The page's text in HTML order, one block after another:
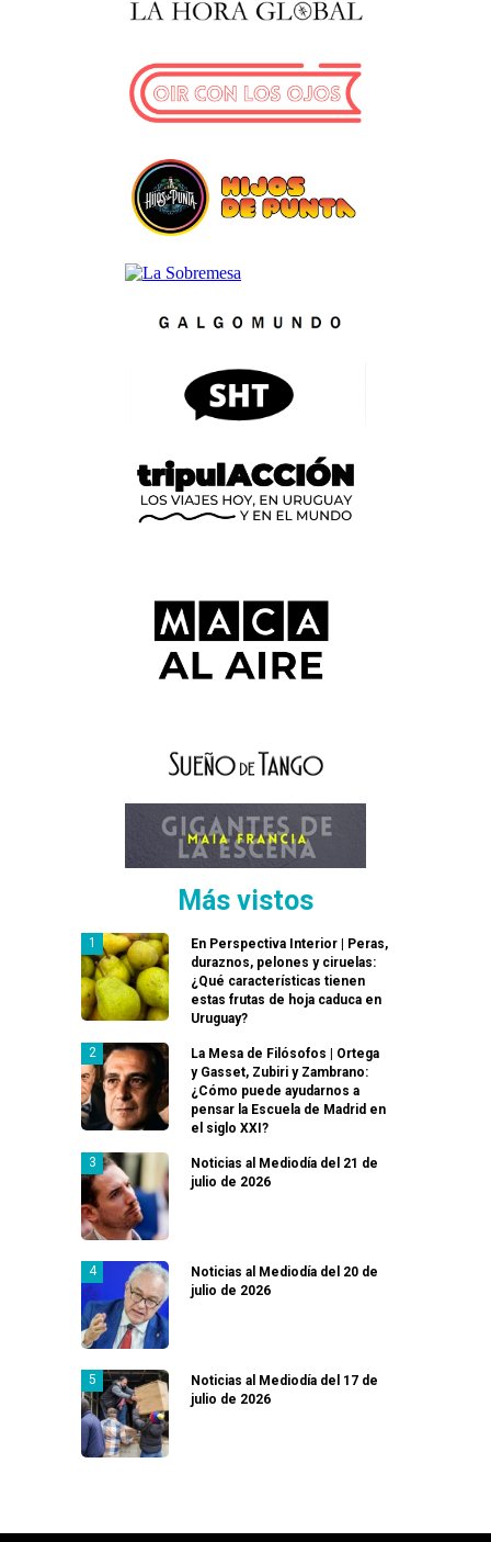
Más vistos
En Perspectiva Interior | Peras,
duraznos, pelones y ciruelas:
¿Qué características tienen
estas frutas de hoja caduca en
Uruguay?
La Mesa de Filósofos | Ortega
y Gasset, Zubiri y Zambrano:
¿Cómo puede ayudarnos a
pensar la Escuela de Madrid en
el siglo XXI?
Noticias al Mediodía del 21 de
julio de 2026
Noticias al Mediodía del 20 de
julio de 2026
Noticias al Mediodía del 17 de
julio de 2026